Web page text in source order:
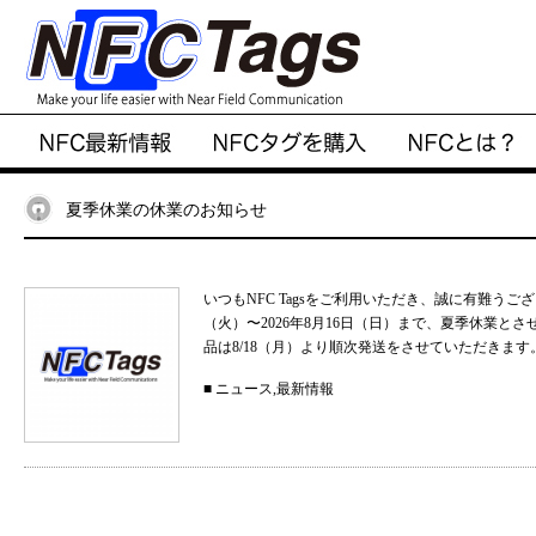
夏季休業の休業のお知らせ
いつもNFC Tagsをご利用いただき、誠に有難う
（火）〜2026年8月16日（日）まで、夏季休業と
品は8/18（月）より順次発送をさせていただきま
■ ニュース,最新情報